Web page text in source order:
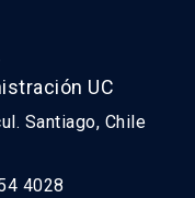
UC
Santiago, Chile
4028